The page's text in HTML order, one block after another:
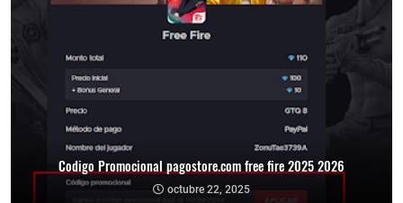
Codigo Promocional pagostore.com free fire 2025 2026
octubre 22, 2025